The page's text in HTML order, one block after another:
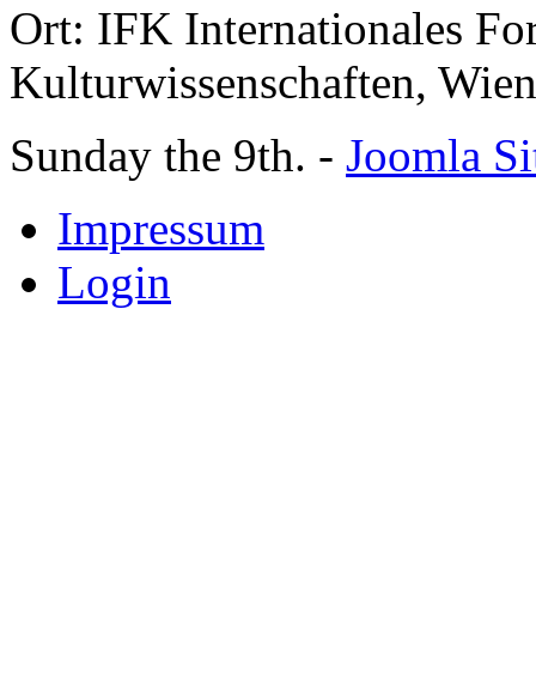
Ort: IFK Internationales
Kulturwissenschaften, Wien
Sunday the 9th. - Joomla
Impressum
Login